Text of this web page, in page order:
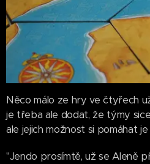
Něco málo ze hry ve čtyřech
je třeba ale dodat, že týmy
ale jejich možnost si pomáhat
"Jendo prosímtě, už se Aleně